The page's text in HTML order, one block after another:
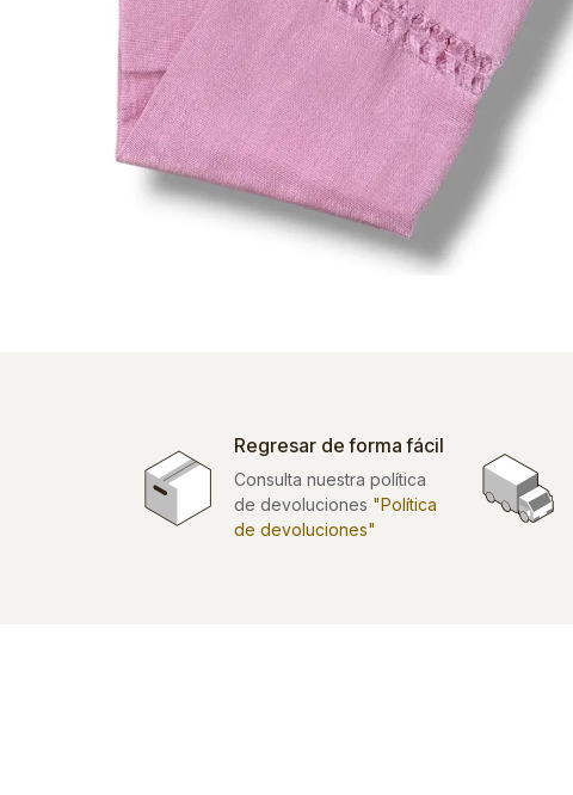
Regresar de forma fácil
Consulta nuestra política
de devoluciones "Política
de devoluciones"